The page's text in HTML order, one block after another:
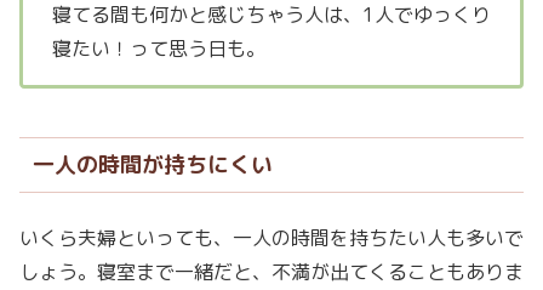
寝てる間も何かと感じちゃう人は、1人でゆっくり
寝たい！って思う日も。
一人の時間が持ちにくい
いくら夫婦といっても、一人の時間を持ちたい人も多いで
しょう。寝室まで一緒だと、不満が出てくることもありま